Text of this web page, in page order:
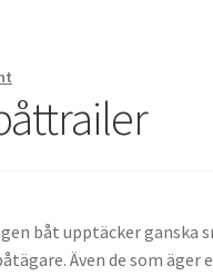
båt upptäcker ganska
Även de som